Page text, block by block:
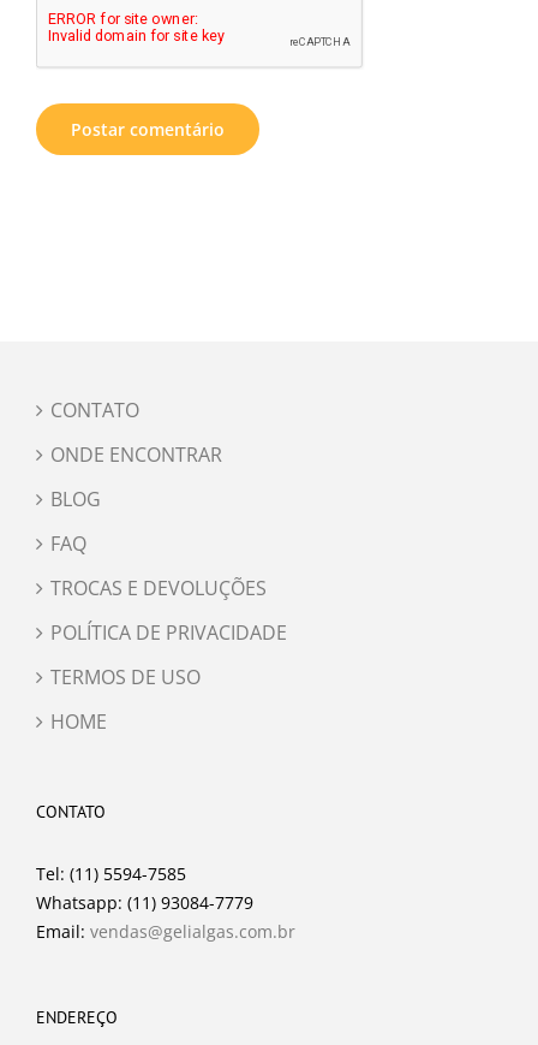
CONTATO
ONDE ENCONTRAR
BLOG
FAQ
TROCAS E DEVOLUÇÕES
POLÍTICA DE PRIVACIDADE
TERMOS DE USO
HOME
CONTATO
Tel: (11) 5594-7585
Whatsapp: (11) 93084-7779
Email: vendas@gelialgas.com.br
ENDEREÇO